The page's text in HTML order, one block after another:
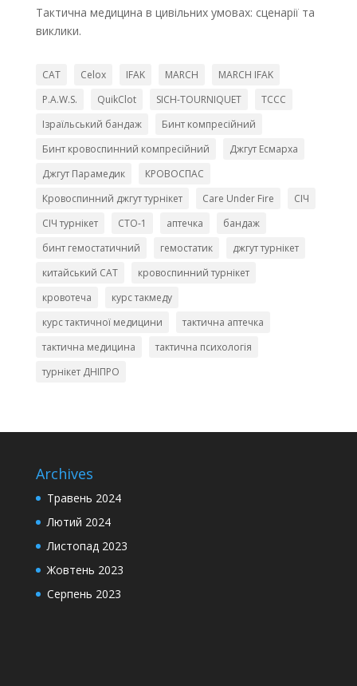
Тактична медицина в цивільних умовах: сценарії та
виклики.
CAT Celox IFAK MARCH
MARCH IFAK
P.A.W.S.
QuikClot SICH-TOURNIQUET
TCCC
Ізраїльський бандаж
Бинт компресійний
Бинт кровоспинний компресійний
Джгут Есмарха
Джгут Парамедик
КРОВОСПАС
Кровоспинний джгут турнікет
Сare Under Fire
СІЧ
СІЧ турнікет
СТО-1 аптечка
бандаж
бинт гемостатичний
гемостатик
джгут турнікет
китайський CAT
кровоспинний турнікет
кровотеча
курс такмеду
курс тактичної медицини
тактична аптечка
тактична медицина
тактична психологія
турнікет ДНІПРО
Archives
Травень 2024
Лютий 2024
Листопад 2023
Жовтень 2023
Серпень 2023